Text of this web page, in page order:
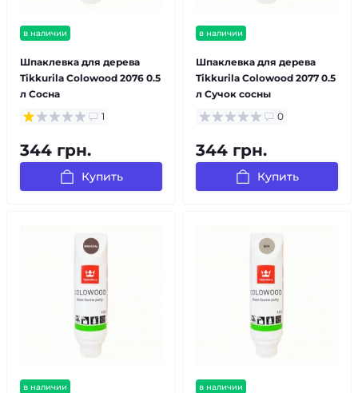
в наличии
Шпаклевка для дерева
Tikkurila Colowood 2076 0.5
л Сосна
1
344 грн.
Купить
в наличии
Шпаклевка для дерева
Tikkurila Colowood 2077 0.5
л Сучок сосны
0
344 грн.
Купить
в наличии в наличии